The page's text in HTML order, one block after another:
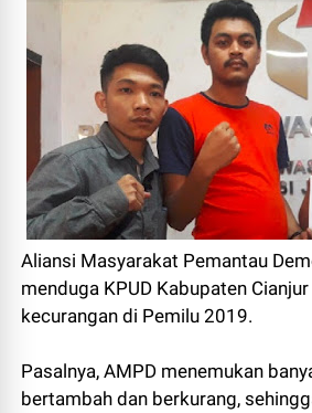
Aliansi Masyarakat Pemantau
menduga KPUD Kabupaten
kecurangan di Pemilu 2019.
Pasalnya, AMPD menemukan
bertambah dan berkurang,